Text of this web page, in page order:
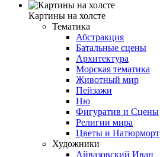
Картины на холсте
Тематика
Абстракция
Батальные сцены
Архитектура
Морская тематика
Животный мир
Пейзажи
Ню
Фигуратив и Сцены
Религии мира
Цветы и Натюрморт
Художники
Айвазовский Иван